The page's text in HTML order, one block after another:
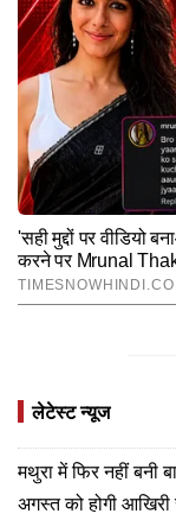
लेटेस्ट न्यूज
मथुरा में फिर नहीं बनी
अगस्त को होगी